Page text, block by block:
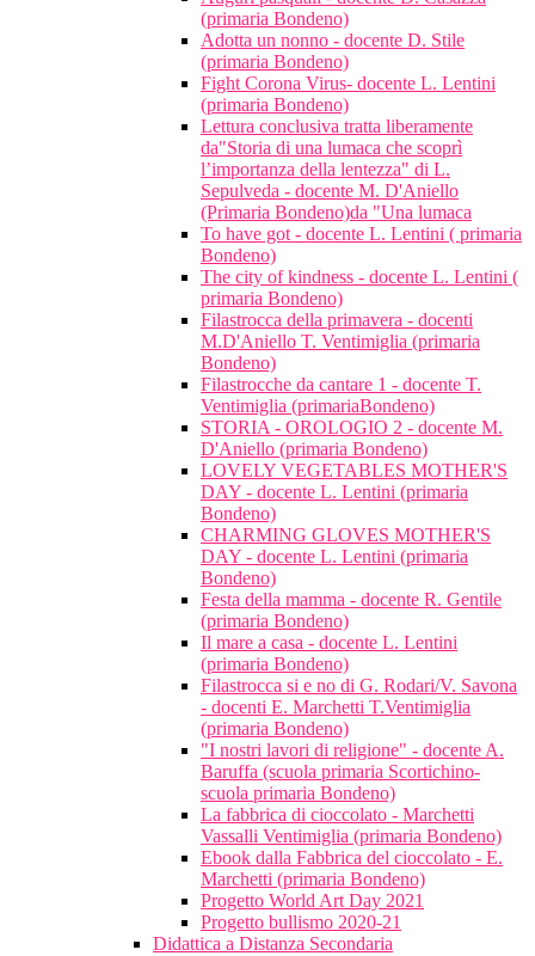
(primaria Bondeno)
Adotta un nonno - docente D. Stile
(primaria Bondeno)
Fight Corona Virus- docente L. Lentini
(primaria Bondeno)
Lettura conclusiva tratta liberamente
da"Storia di una lumaca che scoprì
l’importanza della lentezza" di L.
Sepulveda - docente M. D'Aniello
(Primaria Bondeno)da "Una lumaca
To have got - docente L. Lentini ( primaria
Bondeno)
The city of kindness - docente L. Lentini (
primaria Bondeno)
Filastrocca della primavera - docenti
M.D'Aniello T. Ventimiglia (primaria
Bondeno)
Filastrocche da cantare 1 - docente T.
Ventimiglia (primariaBondeno)
STORIA - OROLOGIO 2 - docente M.
D'Aniello (primaria Bondeno)
LOVELY VEGETABLES MOTHER'S
DAY - docente L. Lentini (primaria
Bondeno)
CHARMING GLOVES MOTHER'S
DAY - docente L. Lentini (primaria
Bondeno)
Festa della mamma - docente R. Gentile
(primaria Bondeno)
Il mare a casa - docente L. Lentini
(primaria Bondeno)
Filastrocca si e no di G. Rodari/V. Savona
- docenti E. Marchetti T.Ventimiglia
(primaria Bondeno)
"I nostri lavori di religione" - docente A.
Baruffa (scuola primaria Scortichino-
scuola primaria Bondeno)
La fabbrica di cioccolato - Marchetti
Vassalli Ventimiglia (primaria Bondeno)
Ebook dalla Fabbrica del cioccolato - E.
Marchetti (primaria Bondeno)
Progetto World Art Day 2021
Progetto bullismo 2020-21
Didattica a Distanza Secondaria